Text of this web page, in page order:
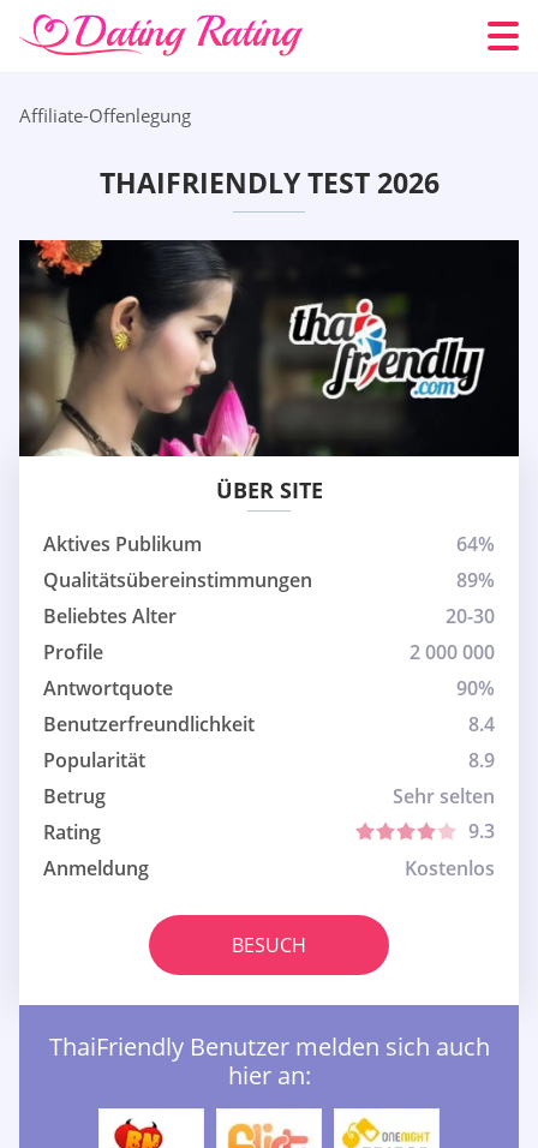
Affiliate-Offenlegung
THAIFRIENDLY TEST 2026
ÜBER SITE
Aktives Publikum
64%
Qualitätsübereinstimmungen
89%
Beliebtes Alter
20-30
Profile
2 000 000
Antwortquote
90%
Benutzerfreundlichkeit
8.4
Popularität
8.9
Betrug
Sehr selten
Rating
9.3
Anmeldung
Kostenlos
BESUCH
ThaiFriendly Benutzer melden sich auch
hier an: